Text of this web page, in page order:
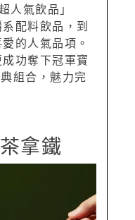
人氣飲品」
配料飲品，到
的人氣品項。
功奪下冠軍寶
組合，魅力完
拿鐵